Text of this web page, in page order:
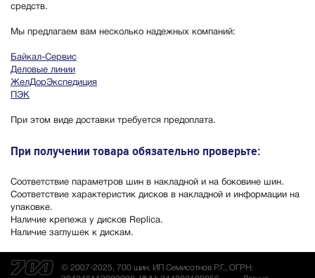
средств.
Мы предлагаем вам несколько надежных компаний:
Байкал-Сервис
Деловые линии
ЖелДорЭкспедиция
ПЭК
При этом виде доставки требуется предоплата.
При получении товара обязательно проверьте:
Соответствие параметров шин в накладной и на боковине шин.
Соответствие характеристик дисков в накладной и информации на
упаковке.
Наличие крепежа у дисков Replica.
Наличие заглушек к дискам.
© 2007-2025, 700 шин. ИП Семисотнов Р.Г., ОГРН: